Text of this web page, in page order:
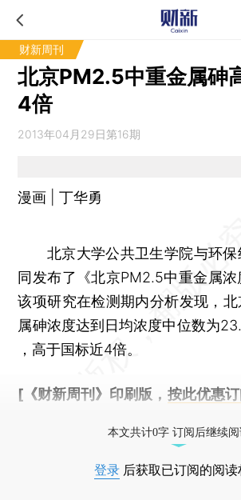
财新周刊
北京PM2.5中重金属砷
4倍
2013年04月29日第16期
漫画 | 丁华勇
北京大学公共卫生学院与环保
同发布了《北京PM2.5中重金属浓
该项研究在检测期内分析发现，
属砷浓度达到日均浓度中位数为
，高于国标近4倍。
[《财新周刊》印刷版， 按此优惠
本文共计0字 订阅后继续阅
登录 后获取已订阅的阅读